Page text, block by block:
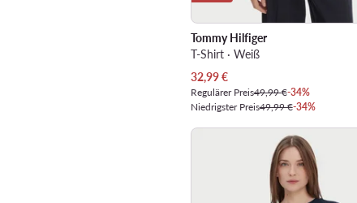
Tommy Hilfiger
T-Shirt · Weiß
Aktueller Preis
32,99€
Regulärer Preis49,99 €-34%
Niedrigster Preis49,99 €-34%